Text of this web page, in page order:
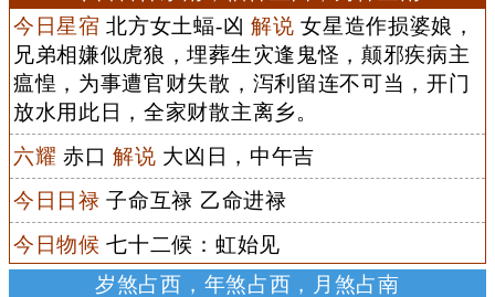
今日星宿 北方女土蝠-凶 解说 女星造作损婆娘，
兄弟相嫌似虎狼，埋葬生灾逢鬼怪，颠邪疾病主
瘟惶，为事遭官财失散，泻利留连不可当，开门
放水用此日，全家财散主离乡。
六耀 赤口解说 大凶日，中午吉
今日日禄 子命互禄 乙命进禄
今日物候 七十二候：虹始见
岁煞占西，年煞占西，月煞占南